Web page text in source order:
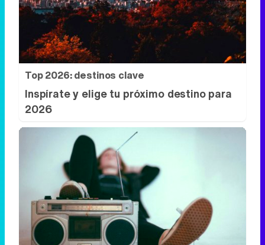
Top 2026: destinos clave
Inspírate y elige tu próximo destino para
2026